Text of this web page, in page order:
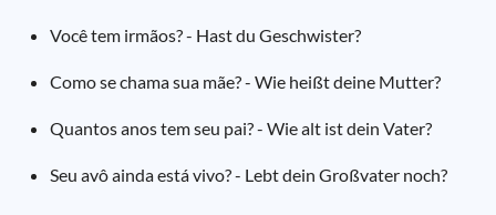
Você tem irmãos? - Hast du Geschwister?
Como se chama sua mãe? - Wie heißt deine Mutter?
Quantos anos tem seu pai? - Wie alt ist dein Vater?
Seu avô ainda está vivo? - Lebt dein Großvater noch?